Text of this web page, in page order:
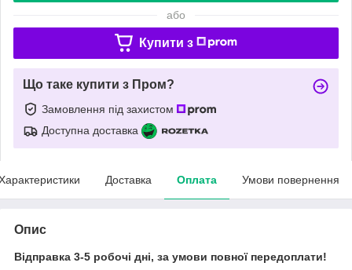
або
Купити з
Що таке купити з Пром?
Замовлення під захистом
Доступна доставка
Доставка Оплата Умови повернення
Опис
Відправка 3-5 робочі дні, за умови повної передоплати!